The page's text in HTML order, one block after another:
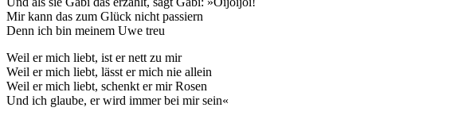
Mir kann das zum Glück nicht passiern
Denn ich bin meinem Uwe treu
Weil er mich liebt, ist er nett zu mir
Weil er mich liebt, lässt er mich nie allein
Weil er mich liebt, schenkt er mir Rosen
Und ich glaube, er wird immer bei mir sein«